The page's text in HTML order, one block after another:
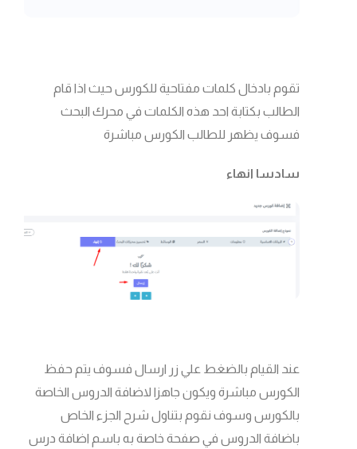
تقوم بادخال كلمات مفتاحية للكورس حيث اذا قام
الطالب بكتابة احد هذه الكلمات في محرك البحث
فسوف يظهر للطالب الكورس مباشرة
سادسا انهاء
عند القيام بالضغط علي زر ارسال فسوف يتم حفظ
الكورس مباشرة ويكون جاهزا لاضافة الدروس الخاصة
بالكورس وسوف نقوم بتناول شرح الجزء الخاص
باضافة الدروس في صفحة خاصة به باسم اضافة درس